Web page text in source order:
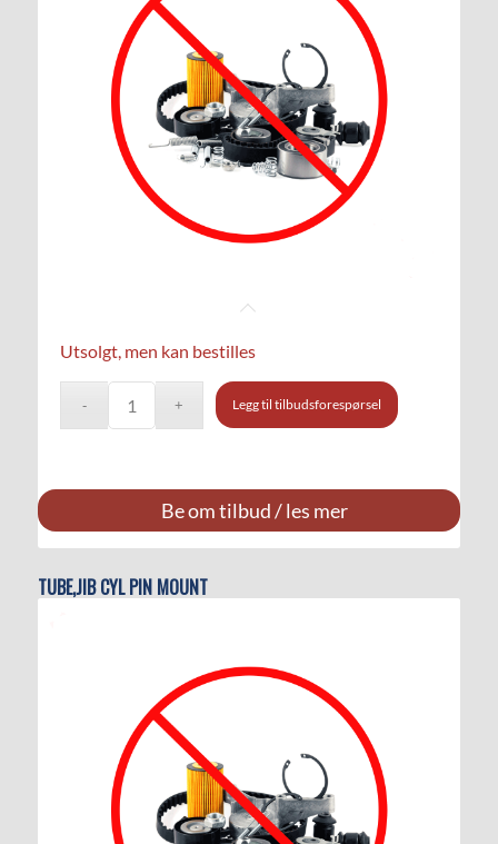
Utsolgt, men kan bestilles
Legg til tilbudsforespørsel
Be om tilbud / les mer
TUBE,JIB CYL PIN MOUNT